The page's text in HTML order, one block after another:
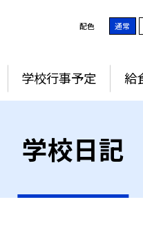
配色 通常
学校行事予定 給
学校日記